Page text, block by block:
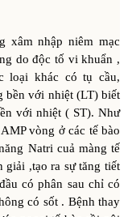
nhập niêm mạc
do độc tố vi khuẩn ,
loại khác có tụ cầu,
với nhiệt (LT) biết
với nhiệt ( ST). Như
vòng ở các tế bào
Natri cuả màng tế
giải ,tạo ra sự tăng tiết
có phân sau chỉ có
có sốt . Bệnh thay